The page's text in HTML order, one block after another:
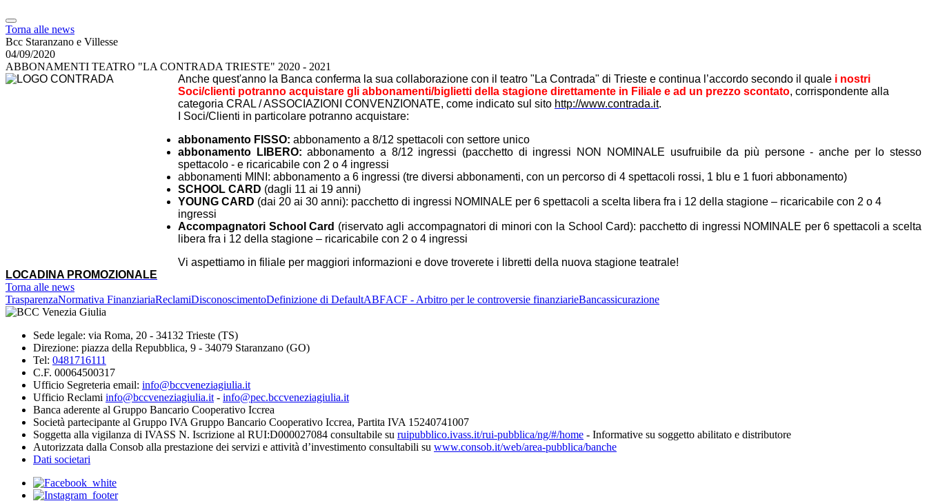
Torna alle news
Bcc Staranzano e Villesse
04/09/2020
ABBONAMENTI TEATRO "LA CONTRADA TRIESTE" 2020 - 2021
Anche quest'anno la Banca conferma la sua collaborazione con il teatro "La Contrada" di Trieste e continua l’accordo secondo il quale i nostri
Soci/clienti potranno acquistare gli abbonamenti/biglietti della stagione direttamente in Filiale e ad un prezzo scontato, corrispondente alla
categoria CRAL / ASSOCIAZIONI CONVENZIONATE, come indicato sul sito http://www.contrada.it.
I Soci/Clienti in particolare potranno acquistare:
abbonamento FISSO: abbonamento a 8/12 spettacoli con settore unico
abbonamento LIBERO: abbonamento a 8/12 ingressi (pacchetto di ingressi NON NOMINALE usufruibile da più persone - anche per lo stesso
spettacolo - e ricaricabile con 2 o 4 ingressi
abbonamenti MINI: abbonamento a 6 ingressi (tre diversi abbonamenti, con un percorso di 4 spettacoli rossi, 1 blu e 1 fuori abbonamento)
SCHOOL CARD (dagli 11 ai 19 anni)
YOUNG CARD (dai 20 ai 30 anni): pacchetto di ingressi NOMINALE per 6 spettacoli a scelta libera fra i 12 della stagione – ricaricabile con 2 o 4
ingressi
Accompagnatori School Card (riservato agli accompagnatori di minori con la School Card): pacchetto di ingressi NOMINALE per 6 spettacoli a scelta
libera fra i 12 della stagione – ricaricabile con 2 o 4 ingressi
Vi aspettiamo in filiale per maggiori informazioni e dove troverete i libretti della nuova stagione teatrale!
LOCADINA PROMOZIONALE
Torna alle news
TrasparenzaNormativa FinanziariaReclamiDisconoscimentoDefinizione di DefaultABFACF - Arbitro per le controversie finanziarieBancassicurazione
Sede legale: via Roma, 20 - 34132 Trieste (TS)
Direzione: piazza della Repubblica, 9 - 34079 Staranzano (GO)
Tel: 0481716111
C.F. 00064500317
Ufficio Segreteria email: info@bccveneziagiulia.it
Ufficio Reclami info@bccveneziagiulia.it - info@pec.bccveneziagiulia.it
Banca aderente al Gruppo Bancario Cooperativo Iccrea
Società partecipante al Gruppo IVA Gruppo Bancario Cooperativo Iccrea, Partita IVA 15240741007
Soggetta alla vigilanza di IVASS N. Iscrizione al RUI:D000027084 consultabile su ruipubblico.ivass.it/rui-pubblica/ng/#/home - Informative su soggetto abilitato e distributore
Autorizzata dalla Consob alla prestazione dei servizi e attività d’investimento consultabili su www.consob.it/web/area-pubblica/banche
Dati societari